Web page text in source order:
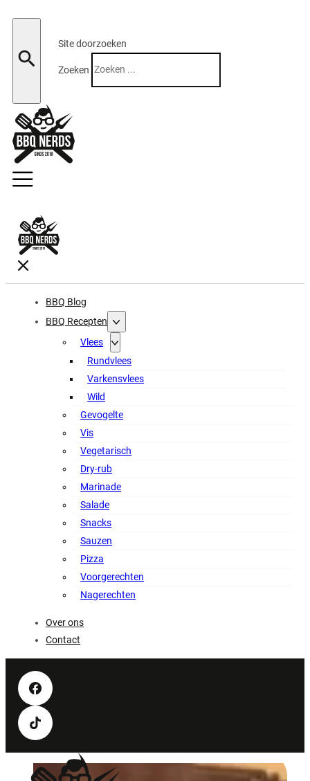
Site doorzoeken
Zoeken
BBQ Blog
BBQ Recepten
Vlees
Rundvlees
Varkensvlees
Wild
Gevogelte
Vis
Vegetarisch
Dry-rub
Marinade
Salade
Snacks
Sauzen
Pizza
Voorgerechten
Nagerechten
Over ons
Contact